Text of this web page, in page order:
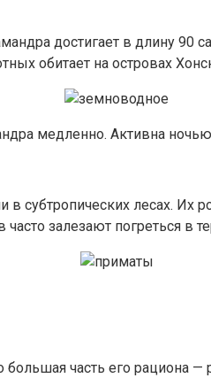
достигает в длину 90
обитает на островах
медленно. Активна
лесах. Их
залезают погреться в
часть его рациона